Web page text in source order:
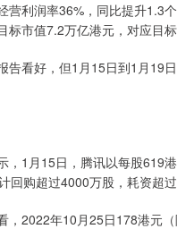
营利润率36%，同比提升1.3
标市值7.2万亿港元，对应目标
告看好，但1月15日到1月19
，1月15日，腾讯以每股619
回购超过4000万股，耗资超过
，2022年10月25日178港元